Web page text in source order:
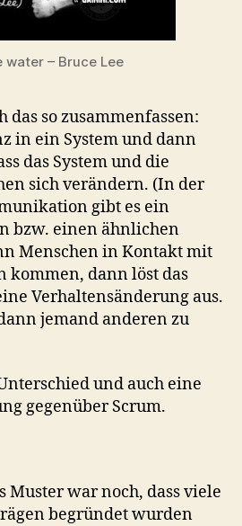
water – Bruce Lee
so zusammenfassen:
in ein System und dann
das System und die
sich verändern. (In der
gibt es ein
bzw. einen ähnlichen
Menschen in Kontakt mit
kommen, dann löst das
Verhaltensänderung aus.
jemand anderen zu
und auch eine
gegenüber Scrum.
Muster war noch, dass viele
begründet wurden